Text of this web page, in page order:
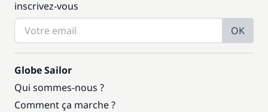
inscrivez-vous
OK
Globe Sailor
Qui sommes-nous ?
Comment ça marche ?